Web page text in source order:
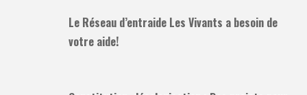
Le Réseau d’entraide Les Vivants a besoin de
votre aide!